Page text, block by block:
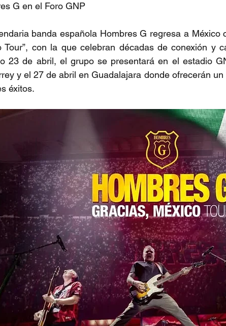
G en el Foro GNP
banda española Hombres G regresa a México
Tour”, con la que celebran décadas de conexión y
23 de abril, el grupo se presentará en el estadio
y el 27 de abril en Guadalajara donde ofrecerán
éxitos.